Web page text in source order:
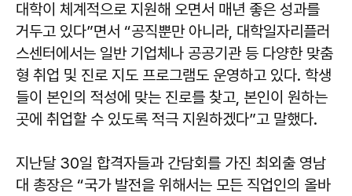
대학이 체계적으로 지원해 오면서 매년 좋은 성과를
거두고 있다”면서 “공직뿐만 아니라, 대학일자리플러
스센터에서는 일반 기업체나 공공기관 등 다양한 맞춤
형 취업 및 진로 지도 프로그램도 운영하고 있다. 학생
들이 본인의 적성에 맞는 진로를 찾고, 본인이 원하는
곳에 취업할 수 있도록 적극 지원하겠다”고 말했다.
지난달 30일 합격자들과 간담회를 가진 최외출 영남
대 총장은 “국가 발전을 위해서는 모든 직업인의 올바